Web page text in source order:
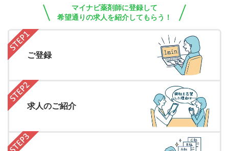
マイナビ薬剤師に登録して
希望通りの求人を紹介してもらう！
ご登録
求人のご紹介